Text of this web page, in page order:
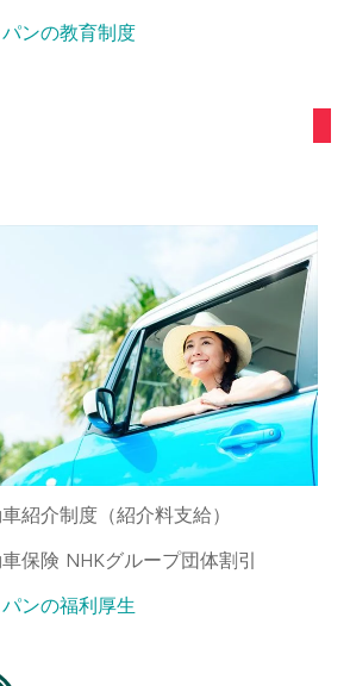
パンの教育制度
車紹介制度（紹介料支給）
車保険 NHKグループ団体割引
パンの福利厚生